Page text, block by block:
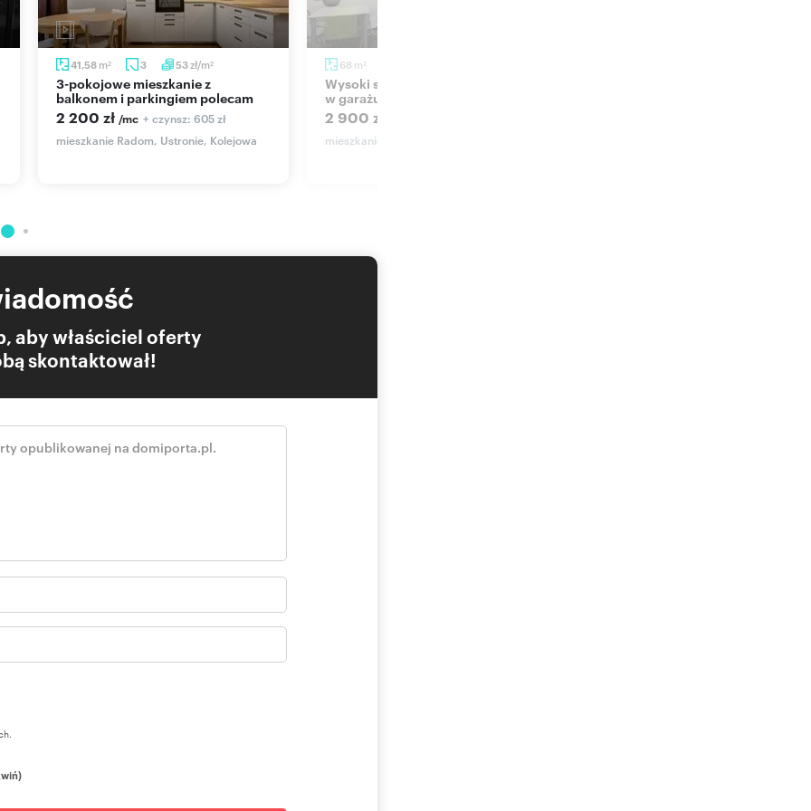
41,58 m2 3 53zł/m2
3-pokojowe mieszkanie z
balkonem i parkingiem polecam
2 200 zł /mc + czynsz: 605 zł
mieszkanie Radom, Ustronie, Kolejowa
68 m 2
Wysoki standard, balkon, miejsce
w garażu.
2 900 zł
mieszkanie Radom, Ustronie, Wyścigowa
aby właściciel oferty
skontaktował!